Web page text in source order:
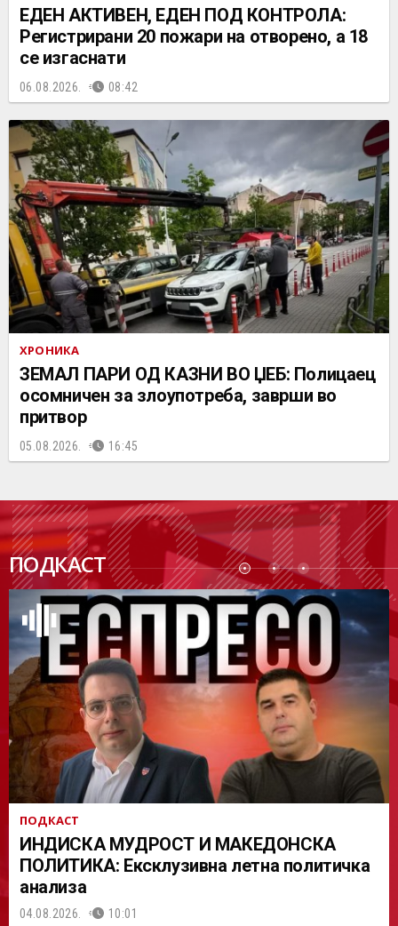
ЕДЕН АКТИВЕН, ЕДЕН ПОД КОНТРОЛА:
Регистрирани 20 пожари на отворено, a 18
се изгаснати
06.08.2026. 08:42
ХРОНИКА
ЗЕМАЛ ПАРИ ОД КАЗНИ ВО ЏЕБ: Полицаец
осомничен за злоупотреба, заврши во
притвор
05.08.2026. 16:45
ПОДКАСТ
ПОДК
АСТ
ПОДКАСТ
ИНДИСКА МУДРОСТ И МАКЕДОНСКА
ПОЛИТИКА: Ексклузивна летна политичка
анализа
04.08.2026. 10:01